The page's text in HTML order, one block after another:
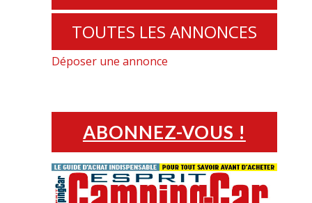
TOUTES LES ANNONCES
Déposer une annonce
ABONNEZ-VOUS !